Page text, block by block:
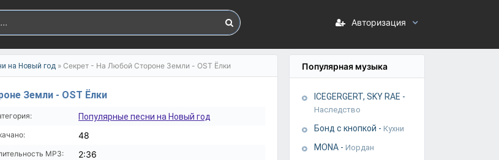
Авторизация
на Новый год » Секрет - На Любой Стороне Земли - OST Ёлки
Земли - OST Ёлки
Популярные песни на Новый год
48
MP3: 2:36
Популярная музыка
ICEGERGERT, SKY RAE -
Наследство
Бонд с кнопкой - Кухни
MONA - Иордан